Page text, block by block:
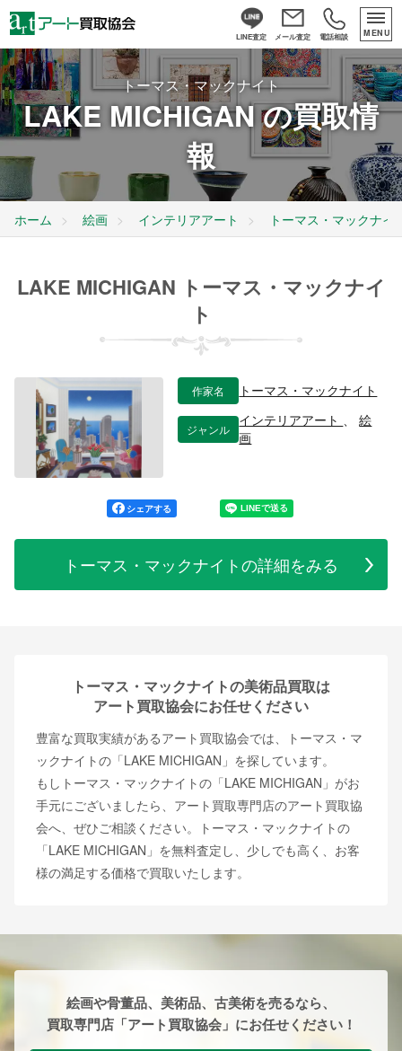
LINE査定 メール査定 電話相談 MENU
トーマス・マックナイト
LAKE MICHIGAN の買取情
報
ホーム 絵画 インテリアアート トーマス・マックナイ
LAKE MICHIGAN トーマス・マックナイ
ト
作家名 トーマス・マックナイト
ジャンル
インテリアアート 、絵
画
シェアする
トーマス・マックナイトの詳細をみる
トーマス・マックナイトの美術品買取は
アート買取協会にお任せください
豊富な買取実績があるアート買取協会では、トーマス・マ
ックナイトの「LAKE MICHIGAN」を探しています。
もしトーマス・マックナイトの「LAKE MICHIGAN」がお
手元にございましたら、アート買取専門店のアート買取協
会へ、ぜひご相談ください。トーマス・マックナイトの
「LAKE MICHIGAN」を無料査定し、少しでも高く、お客
様の満足する価格で買取いたします。
絵画や骨董品、美術品、古美術を売るなら、
買取専門店「アート買取協会」にお任せください！